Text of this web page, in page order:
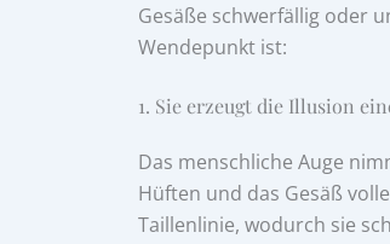
Gesäße schwerfällig oder
Wendepunkt ist:
1. Sie erzeugt die Illusion
Das menschliche Auge
Hüften und das Gesäß
Taillenlinie, wodurch sie